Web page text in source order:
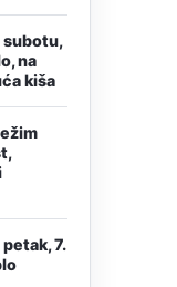
subotu,
na
kiša
7.